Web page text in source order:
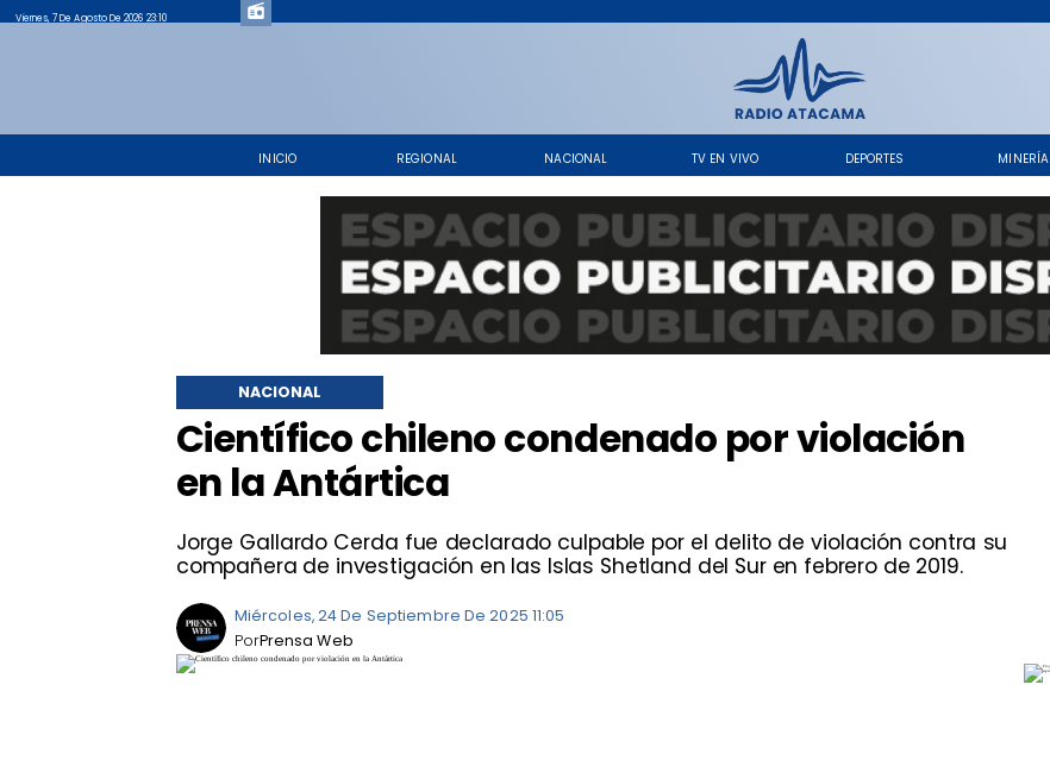
INICIO REGIONAL NACIONAL TV EN VIVO DEPORTES MINERÍA
Viernes, 7 De Agosto De 2026 23:10
Científico chileno condenado por violación
en la Antártica
Jorge Gallardo Cerda fue declarado culpable por el delito de violación contra su
compañera de investigación en las Islas Shetland del Sur en febrero de 2019.
NACIONAL
Miércoles, 24 De Septiembre De 2025 11:05
Prensa Web
Por